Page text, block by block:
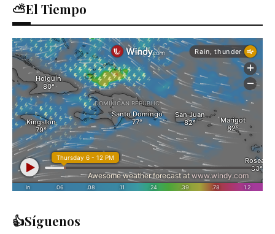
⛅El Tiempo
👍Síguenos